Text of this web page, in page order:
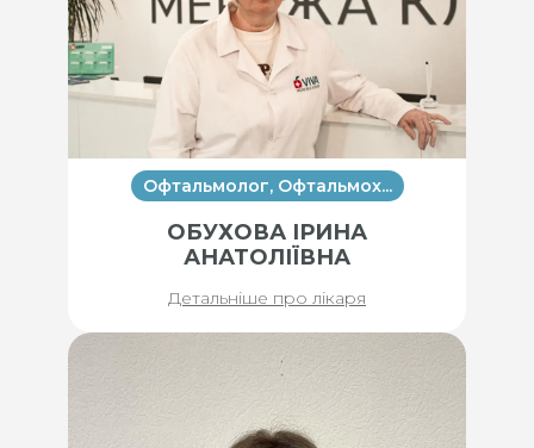
Офтальмолог, Офтальмох...
ОБУХОВА ІРИНА
АНАТОЛІЇВНА
Детальніше про лікаря